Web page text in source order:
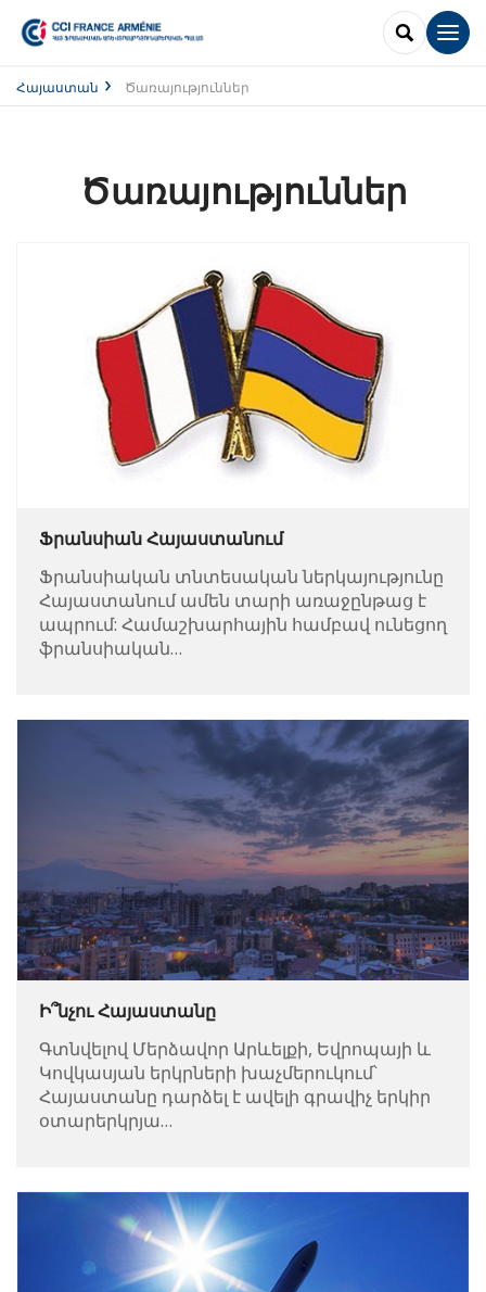
SEARCH
Հայաստան Ծառայություններ
Ծառայություններ
Ֆրանսիան Հայաստանում
Ֆրանսիական տնտեսական ներկայությունը
Հայաստանում ամեն տարի առաջընթաց է
ապրում: Համաշխարհային համբավ ունեցող
ֆրանսիական…
Ի՞նչու Հայաստանը
Գտնվելով Մերձավոր Արևելքի, Եվրոպայի և
Կովկասյան երկրների խաչմերուկում՝
Հայաստանը դարձել է ավելի գրավիչ երկիր
օտարերկրյա…